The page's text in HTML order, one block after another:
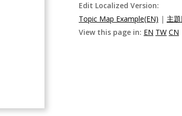
Edit Localized Version:
Topic Map Example(EN) | 主
View this page in: EN TW CN